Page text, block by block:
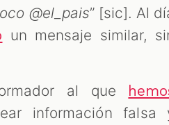
@el_pais” [sic]. Al
un mensaje similar,
al que
información falsa